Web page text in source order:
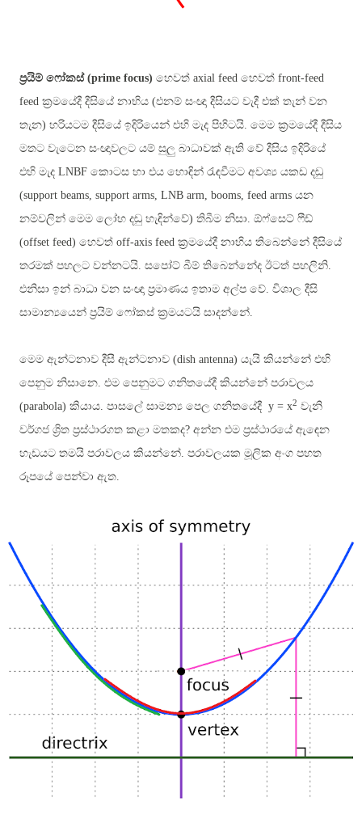
ප්‍රයිම් ෆෝකස් (prime focus) හෙවත් axial feed හෙවත් front-feed
feed ක්‍රමයේදී දීසියේ නාභිය (එනම් සංඥා දීසියට වැදී එක් තැන් වන
තැන) හරියටම දීසියේ ඉදිරියෙන් එහි මැද පිහිටයි. මෙම ක්‍රමයේදී දීසිය
මතට වැටෙන සංඥාවලට යම් සුලු බාධාවක් ඇති වේ දීසිය ඉදිරියේ
එහි මැද LNBF කොටස හා එය හොඳින් රැඳවීමට අවශ්‍ය යකඩ දඬු
(support beams, support arms, LNB arm, booms, feed arms යන
නම්වලින් මෙම ලෝහ දඬු හැඳින්වේ) තිබීම නිසා. ඕෆ්සෙට් ෆීඩ්
(offset feed) හෙවත් off-axis feed ක්‍රමයේදී නාභිය තිබෙන්නේ දීසියේ
තරමක් පහලට වන්නටයි. සපෝට් බීම් තිබෙන්නේද ඊටත් පහලිනි.
එනිසා ඉන් බාධා වන සංඥා ප්‍රමාණය ඉතාම අල්ප වේ. විශාල දීසි
සාමාන්‍යයෙන් ප්‍රයිම් ෆෝකස් ක්‍රමයටයි සාදන්නේ.
මෙම ඇන්ටනාව දීසී ඇන්ටනාව (dish antenna) යැයි කියන්නේ එහි
පෙනුම නිසානෙ. එම පෙනුමට ගනිතයේදී කියන්නේ පරාවලය
(parabola) කියාය. පාසලේ සාමන්‍ය පෙල ගනිතයේදී y = x2 වැනි
වර්ගජ ශ්‍රිත ප්‍රස්ථාරගත කළා මතකද? අන්න එම ප්‍රස්ථාරයේ ඇඳෙන
හැඩයට තමයි පරාවලය කියන්නේ. පරාවලයක මූලික අංග පහත
රූපයේ පෙන්වා ඇත.